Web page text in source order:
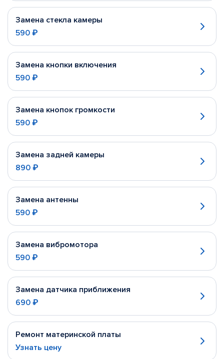
Замена стекла камеры
590 ₽
Замена кнопки включения
590 ₽
Замена кнопок громкости
590 ₽
Замена задней камеры
890 ₽
Замена антенны
590 ₽
Замена вибромотора
590 ₽
Замена датчика приближения
690 ₽
Ремонт материнской платы
Узнать цену